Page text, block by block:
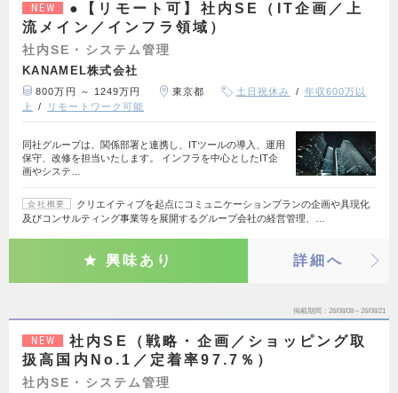
NEW
●【リモート可】社内SE（IT企画／上
流メイン／インフラ領域）
社内SE・システム管理
KANAMEL株式会社
800万円 ～ 1249万円 東京都 土日祝休み
年収600万以
上
リモートワーク可能
同社グループは、関係部署と連携し、ITツールの導入、運用
保守、改修を担当いたします。 インフラを中心としたIT企
画やシステ…
会社概要
クリエイティブを起点にコミュニケーションプランの企画や具現化
及びコンサルティング事業等を展開するグループ会社の経営管理、…
興味あり 詳細へ
掲載期間 26/08/08～26/08/21
NEW
社内SE（戦略・企画／ショッピング取
扱高国内No.1／定着率97.7％）
社内SE・システム管理